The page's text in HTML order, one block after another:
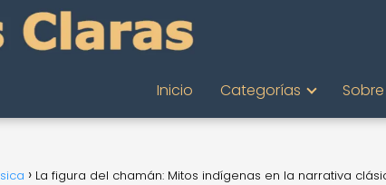
Inicio Categorías
La figura del chamán: Mitos indígenas en la narrativa